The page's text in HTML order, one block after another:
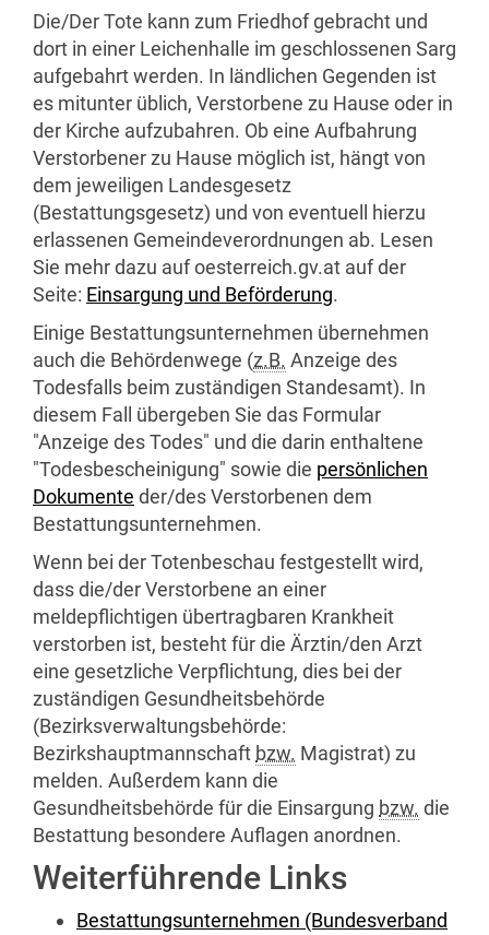
Die/Der Tote kann zum Friedhof gebracht und
dort in einer Leichenhalle im geschlossenen Sarg
aufgebahrt werden. In ländlichen Gegenden ist
es mitunter üblich, Verstorbene zu Hause oder in
der Kirche aufzubahren. Ob eine Aufbahrung
Verstorbener zu Hause möglich ist, hängt von
dem jeweiligen Landesgesetz
(Bestattungsgesetz) und von eventuell hierzu
erlassenen Gemeindeverordnungen ab. Lesen
Sie mehr dazu auf oesterreich.gv.at auf der
Seite: Einsargung und Beförderung.
Einige Bestattungsunternehmen übernehmen
auch die Behördenwege (z.B. Anzeige des
Todesfalls beim zuständigen Standesamt). In
diesem Fall übergeben Sie das Formular
"Anzeige des Todes" und die darin enthaltene
"Todesbescheinigung" sowie die persönlichen
Dokumente der/des Verstorbenen dem
Bestattungsunternehmen.
Wenn bei der Totenbeschau festgestellt wird,
dass die/der Verstorbene an einer
meldepflichtigen übertragbaren Krankheit
verstorben ist, besteht für die Ärztin/den Arzt
eine gesetzliche Verpflichtung, dies bei der
zuständigen Gesundheitsbehörde
(Bezirksverwaltungsbehörde:
Bezirkshauptmannschaft bzw. Magistrat) zu
melden. Außerdem kann die
Gesundheitsbehörde für die Einsargung bzw. die
Bestattung besondere Auflagen anordnen.
Weiterführende Links
Bestattungsunternehmen (Bundesverband